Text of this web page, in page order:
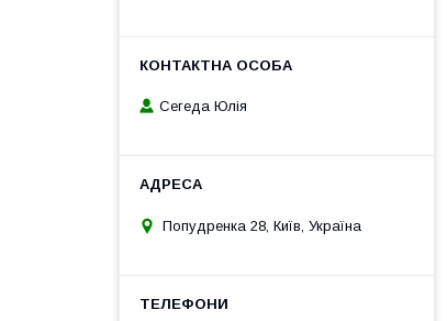
Сегеда Юлія
Попудренка 28, Київ, Україна